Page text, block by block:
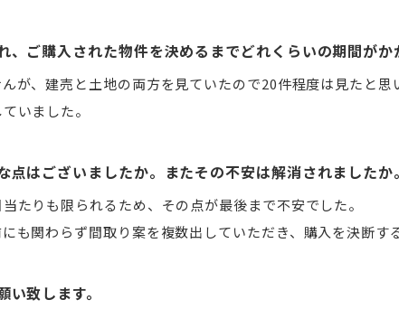
、ご購入された物件を決めるまでどれくらいの期間がか
が、建売と土地の両方を見ていたので20件程度は見たと思
いました。
点はございましたか。またその不安は解消されましたか。
たりも限られるため、その点が最後まで不安でした。
も関わらず間取り案を複数出していただき、購入を決断す
致します。